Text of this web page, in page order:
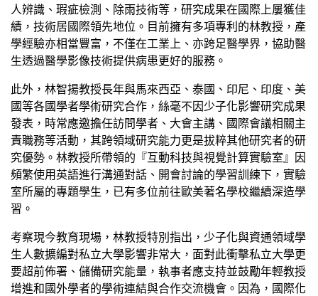
人辨識、瑕疵檢測、除雨技術等，研究成果在國際上屢獲佳
績，技術居國際領先地位。目前擁有多項專利的林教授，產
學經驗亦相當豐富，不僅在工業上、亦跨足醫學界，協助醫
生透過醫學影像技術提供病患更好的服務。
此外，林智揚教授長年與馬來西亞、泰國、印尼、印度、美
國等各國學者學術研究合作，絲毫不因少子化影響研究成果
發表，時常應邀擔任訪問學者、大會主講、國際會議相關主
責職務等活動，其跨領域研究能力更是拔粹其他研究者的研
究優勢。林教授所帶領的『互動科技與視覺計算實驗室』因
頻繁使用英語進行溝通對話、開會討論的學習訓練下，實驗
室所屬的專題學生，已有多位前往歐美著名學校繼續深造學
習。
考察現今教育現場，林教授特別指出，少子化與資通領域學
生人數擴編對私立大學影響非常大，面對此衝擊私立大學更
要超前佈署、儲備研究能量，執事者應支持並鼓勵年輕教授
增進和國外學者的學術連結與合作交流機會。因為，國際化